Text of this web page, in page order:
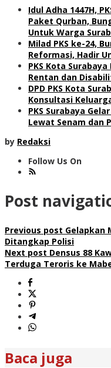
Idul Adha 1447H,
Paket Qurban,
Untuk Warga
Milad PKS ke-24,
Reformasi, Hadir
PKS Kota
Rentan dan
DPD PKS Kota
Konsultasi
PKS Surabaya
Lewat Senam dan
by Redaksi
Follow Us On
Post
Previous post Gelapkan
Ditangkap Polisi
Next post Densus 88
Terduga Teroris ke
Baca juga